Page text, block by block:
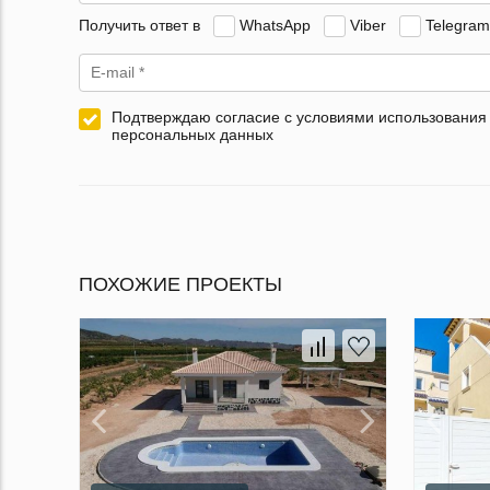
Получить ответ в WhatsApp Viber Telegram
Подтверждаю согласие с условиями использования
персональных данных
ПОХОЖИЕ ПРОЕКТЫ